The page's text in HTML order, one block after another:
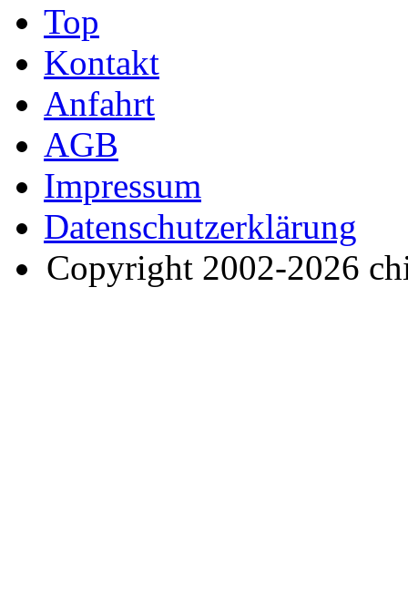
Top
Kontakt
Anfahrt
AGB
Impressum
Datenschutzerklärung
Copyright 2002-2026